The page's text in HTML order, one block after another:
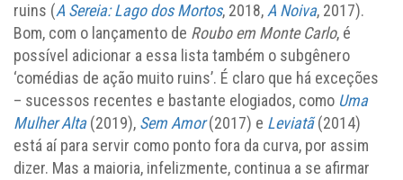
ruins (A Sereia: Lago dos Mortos, 2018, A Noiva, 2017).
Bom, com o lançamento de Roubo em Monte Carlo, é
possível adicionar a essa lista também o subgênero
‘comédias de ação muito ruins’. É claro que há exceções
– sucessos recentes e bastante elogiados, como Uma
Mulher Alta(2019), Sem Amor(2017) e Leviatã(2014)
está aí para servir como ponto fora da curva, por assim
dizer. Mas a maioria, infelizmente, continua a se afirmar